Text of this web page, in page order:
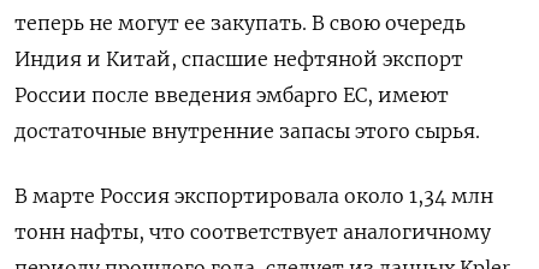
теперь не могут ее закупать. В свою очередь
Индия и Китай, спасшие нефтяной экспорт
России после введения эмбарго ЕС, имеют
достаточные внутренние запасы этого сырья.
В марте Россия экспортировала около 1,34 млн
тонн нафты, что соответствует аналогичному